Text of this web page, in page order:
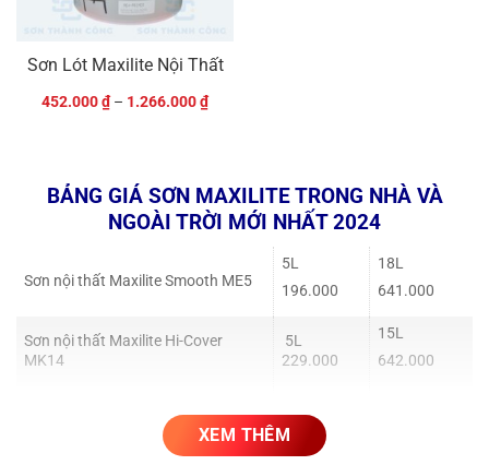
Sơn Lót Maxilite Nội Thất
452.000₫– 1.266.000₫
BẢNG GIÁ SƠN MAXILITE TRONG NHÀ VÀ
NGOÀI TRỜI MỚI NHẤT 2024
Sơn nội thất Maxilite Smooth ME5
5L
196.000
18L
641.000
Sơn nội thất Maxilite Hi-Cover
MK14
5L
229.000
15L
642.000
Sơn nội thất Maxilite Total 30C
312.000
XEM THÊM